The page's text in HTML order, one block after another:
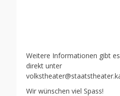
Weitere Informationen gibt
direkt unter
Wir wünschen viel Spass!